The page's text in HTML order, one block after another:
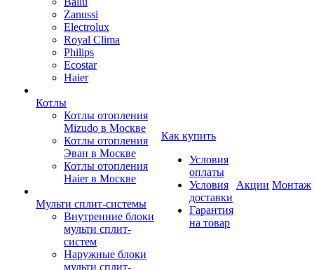
Zanussi
Electrolux
Royal Clima
Philips
Ecostar
Haier
Котлы
Котлы отопления
Mizudo в Москве
Котлы отопления
Эван в Москве
Котлы отопления
Haier в Москве
Мульти сплит-системы
Внутренние блоки
мульти сплит-
систем
Наружные блоки
мульти сплит-
Как купить
Условия
оплаты
Условия
доставки
Гарантия
на товар
Акции Монтаж